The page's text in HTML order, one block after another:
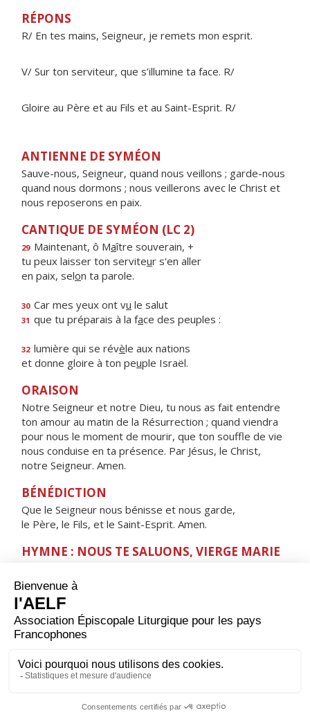
RÉPONS
R/ En tes mains, Seigneur, je remets mon esprit.
V/ Sur ton serviteur, que s’illumine ta face. R/
Gloire au Père et au Fils et au Saint-Esprit. R/
ANTIENNE DE SYMÉON
Sauve-nous, Seigneur, quand nous veillons ; garde-nous
quand nous dormons ; nous veillerons avec le Christ et
nous reposerons en paix.
CANTIQUE DE SYMÉON (LC 2)
29 Maintenant, ô Maître souverain, +
tu peux laisser ton serviteur s'en aller
en paix, selon ta parole.
30 Car mes yeux ont vu le salut
31 que tu préparais à la face des peuples :
32 lumière qui se révèle aux nations
et donne gloire à ton peuple Israël.
ORAISON
Notre Seigneur et notre Dieu, tu nous as fait entendre
ton amour au matin de la Résurrection ; quand viendra
pour nous le moment de mourir, que ton souffle de vie
nous conduise en ta présence. Par Jésus, le Christ,
notre Seigneur. Amen.
BÉNÉDICTION
Que le Seigneur nous bénisse et nous garde,
le Père, le Fils, et le Saint-Esprit. Amen.
HYMNE : NOUS TE SALUONS, VIERGE MARIE
servante du Seigneur.
Ta foi nous a donné
l'Enfant de la promesse,
la source de la vie.
Ève nouvelle,
Jésus Christ, notre frère,